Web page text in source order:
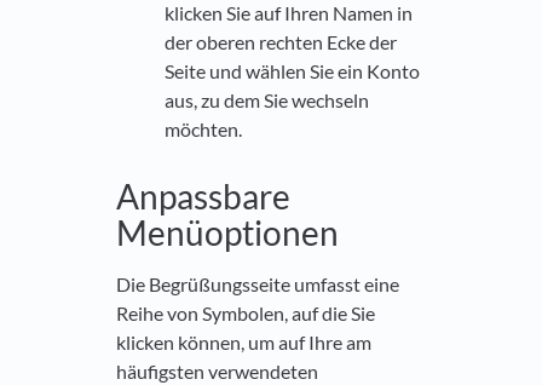
klicken Sie auf Ihren Namen in
der oberen rechten Ecke der
Seite und wählen Sie ein Konto
aus, zu dem Sie wechseln
möchten.
Anpassbare
Menüoptionen
Die Begrüßungsseite umfasst eine
Reihe von Symbolen, auf die Sie
klicken können, um auf Ihre am
häufigsten verwendeten